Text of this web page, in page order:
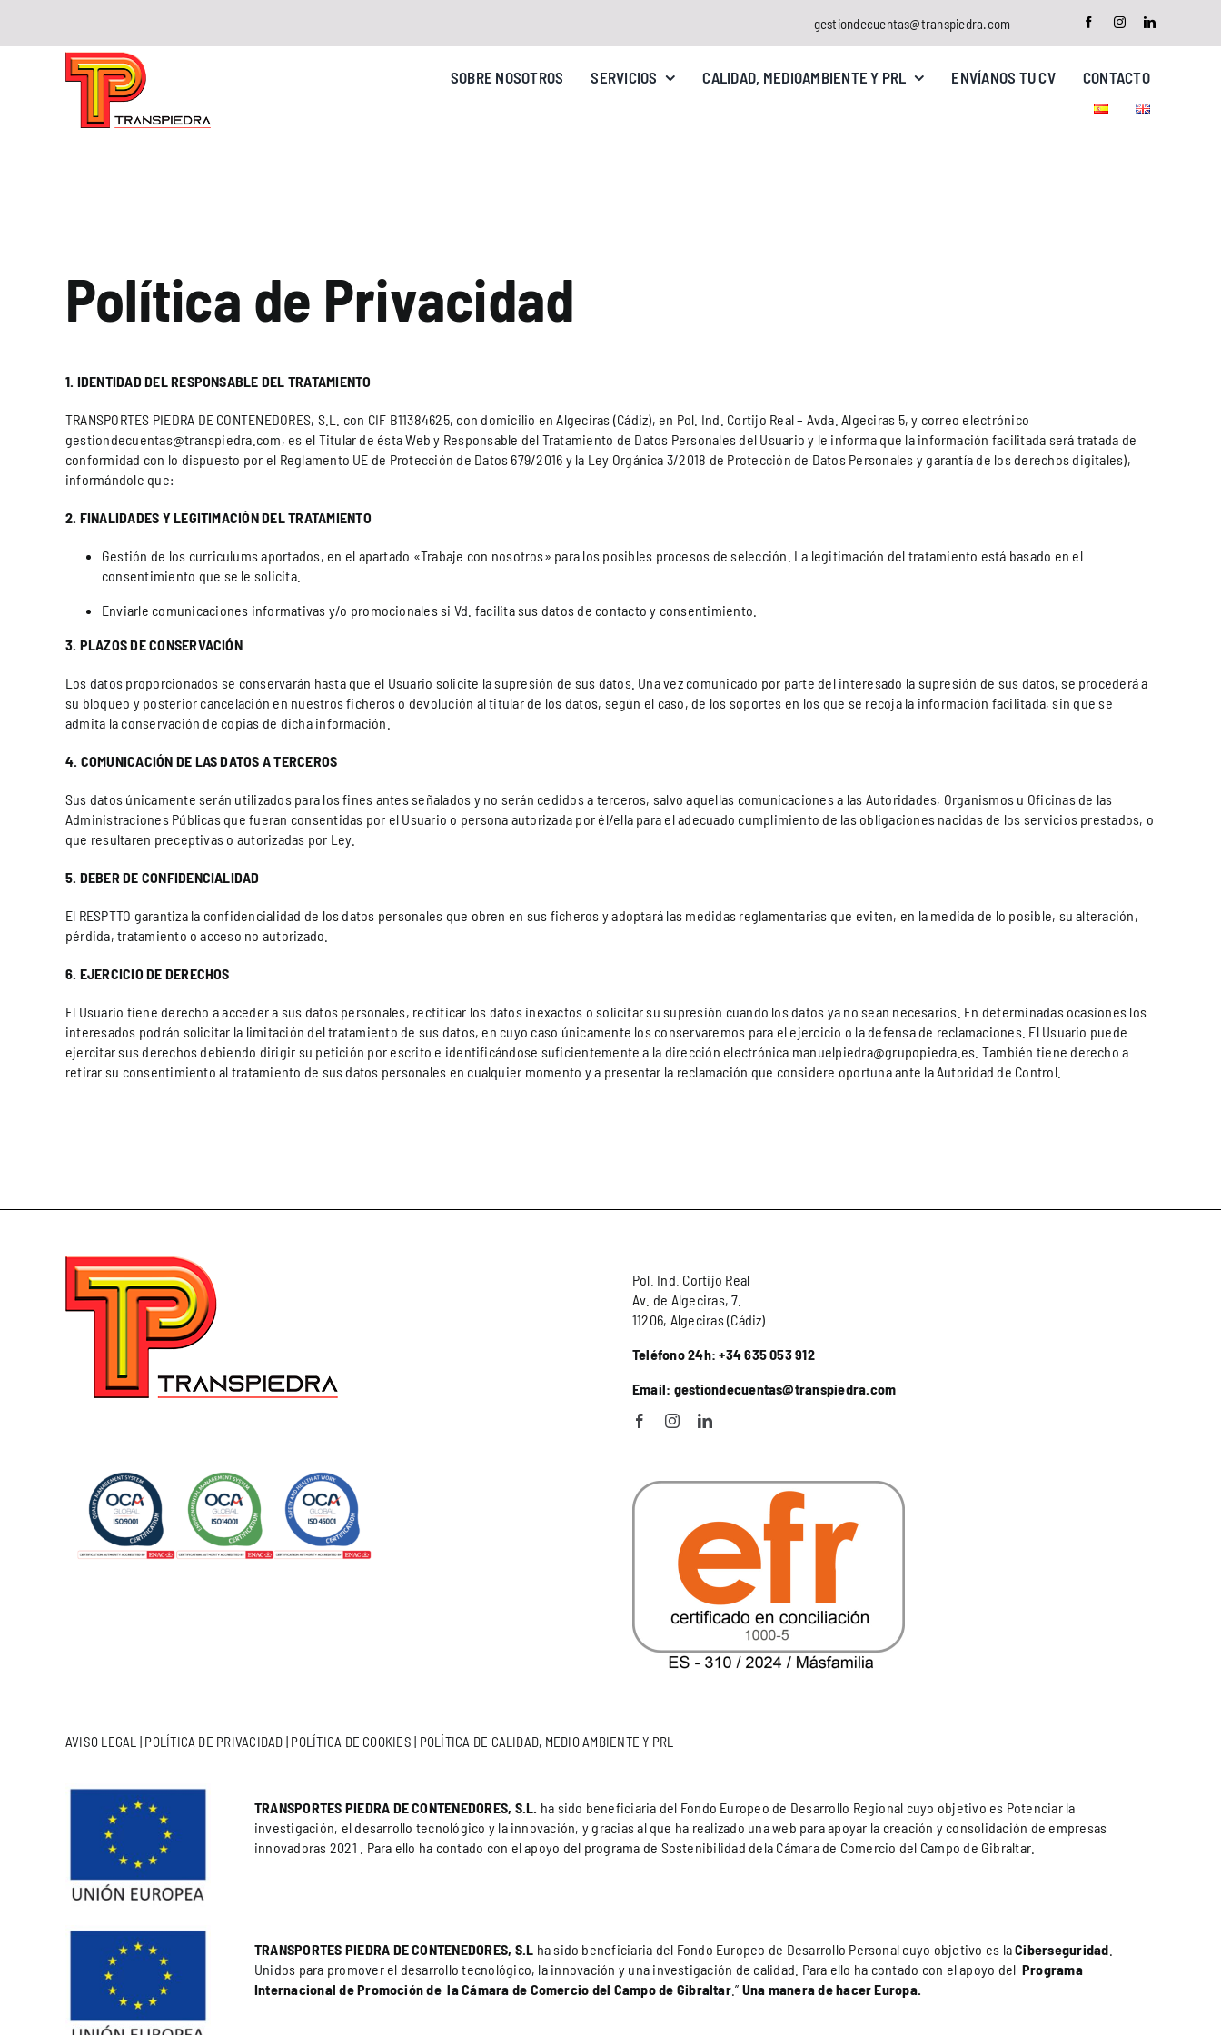
contenido
gestiondecuentas@transpiedra.com
SOBRE NOSOTROS SERVICIOS CALIDAD, MEDIOAMBIENTE Y PRL ENVÍANOS TU CV CONTACTO
Política de Privacidad
1. IDENTIDAD DEL RESPONSABLE DEL TRATAMIENTO
TRANSPORTES PIEDRA DE CONTENEDORES, S.L. con CIF B11384625, con domicilio en Algeciras (Cádiz), en Pol. Ind. Cortijo Real – Avda. Algeciras 5, y correo electrónico
gestiondecuentas@transpiedra.com, es el Titular de ésta Web y Responsable del Tratamiento de Datos Personales del Usuario y le informa que la información facilitada será tratada de
conformidad con lo dispuesto por el Reglamento UE de Protección de Datos 679/2016 y la Ley Orgánica 3/2018 de Protección de Datos Personales y garantía de los derechos digitales),
informándole que:
2. FINALIDADES Y LEGITIMACIÓN DEL TRATAMIENTO
Gestión de los curriculums aportados, en el apartado «Trabaje con nosotros» para los posibles procesos de selección. La legitimación del tratamiento está basado en el
consentimiento que se le solicita.
Enviarle comunicaciones informativas y/o promocionales si Vd. facilita sus datos de contacto y consentimiento.
3. PLAZOS DE CONSERVACIÓN
Los datos proporcionados se conservarán hasta que el Usuario solicite la supresión de sus datos. Una vez comunicado por parte del interesado la supresión de sus datos, se procederá a
su bloqueo y posterior cancelación en nuestros ficheros o devolución al titular de los datos, según el caso, de los soportes en los que se recoja la información facilitada, sin que se
admita la conservación de copias de dicha información.
4. COMUNICACIÓN DE LAS DATOS A TERCEROS
Sus datos únicamente serán utilizados para los fines antes señalados y no serán cedidos a terceros, salvo aquellas comunicaciones a las Autoridades, Organismos u Oficinas de las
Administraciones Públicas que fueran consentidas por el Usuario o persona autorizada por él/ella para el adecuado cumplimiento de las obligaciones nacidas de los servicios prestados, o
que resultaren preceptivas o autorizadas por Ley.
5. DEBER DE CONFIDENCIALIDAD
El RESPTTO garantiza la confidencialidad de los datos personales que obren en sus ficheros y adoptará las medidas reglamentarias que eviten, en la medida de lo posible, su alteración,
pérdida, tratamiento o acceso no autorizado.
6. EJERCICIO DE DERECHOS
El Usuario tiene derecho a acceder a sus datos personales, rectificar los datos inexactos o solicitar su supresión cuando los datos ya no sean necesarios. En determinadas ocasiones los
interesados podrán solicitar la limitación del tratamiento de sus datos, en cuyo caso únicamente los conservaremos para el ejercicio o la defensa de reclamaciones. El Usuario puede
ejercitar sus derechos debiendo dirigir su petición por escrito e identificándose suficientemente a la dirección electrónica manuelpiedra@grupopiedra.es. También tiene derecho a
retirar su consentimiento al tratamiento de sus datos personales en cualquier momento y a presentar la reclamación que considere oportuna ante la Autoridad de Control.
Pol. Ind. Cortijo Real
Av. de Algeciras, 7.
11206, Algeciras (Cádiz)
Teléfono 24h: +34 635 053 912
Email: gestiondecuentas@transpiedra.com
AVISO LEGAL POLÍTICA DE PRIVACIDAD POLÍTICA DE COOKIES POLÍTICA DE CALIDAD, MEDIO AMBIENTE Y PRL
TRANSPORTES PIEDRA DE CONTENEDORES, S.L. ha sido beneficiaria del Fondo Europeo de Desarrollo Regional cuyo objetivo es Potenciar la
investigación, el desarrollo tecnológico y la innovación, y gracias al que ha realizado una web para apoyar la creación y consolidación de empresas
innovadoras 2021 . Para ello ha contado con el apoyo del programa de Sostenibilidad dela Cámara de Comercio del Campo de Gibraltar.
TRANSPORTES PIEDRA DE CONTENEDORES, S.L ha sido beneficiaria del Fondo Europeo de Desarrollo Personal cuyo objetivo es laCiberseguridad
Unidos para promover el desarrollo tecnológico, la innovación y una investigación de calidad. Para ello ha contado con el apoyo del Programa
Internacional de Promoción de la Cámara de Comercio del Campo de Gibraltar.” Una manera de hacer Europa.